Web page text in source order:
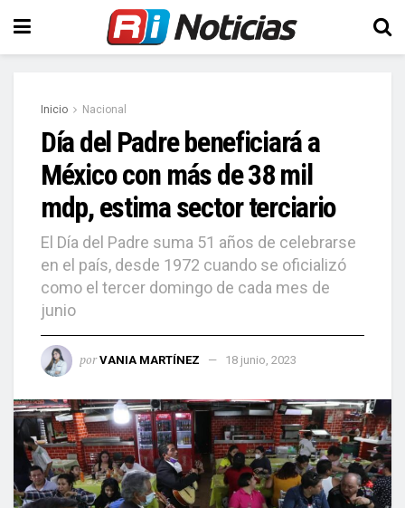
Inicio Nacional
Día del Padre beneficiará a
México con más de 38 mil
mdp, estima sector terciario
El Día del Padre suma 51 años de celebrarse
en el país, desde 1972 cuando se oficializó
como el tercer domingo de cada mes de
junio
por VANIA MARTÍNEZ 18 junio, 2023